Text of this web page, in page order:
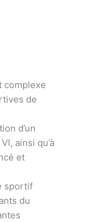
complexe
de
d’un
ainsi qu’à
et
sportif
du